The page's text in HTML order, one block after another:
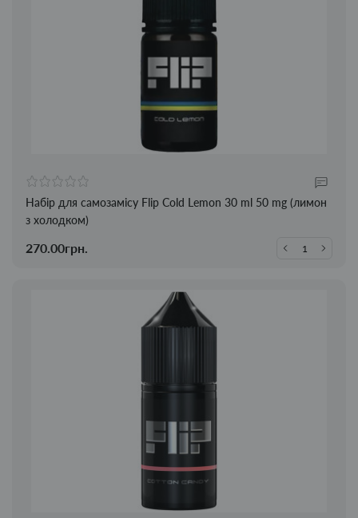
Набір для самозамісу Flip Cold Lemon 30 ml 50 mg (лимон
з холодком)
270.00грн.